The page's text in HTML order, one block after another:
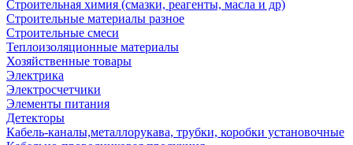
Строительная химия (смазки, реагенты, масла и др)
Строительные материалы разное
Строительные смеси
Теплоизоляционные материалы
Хозяйственные товары
Электрика
Электросчетчики
Элементы питания
Детекторы
Кабель-каналы,металлорукава, трубки, коробки установочные